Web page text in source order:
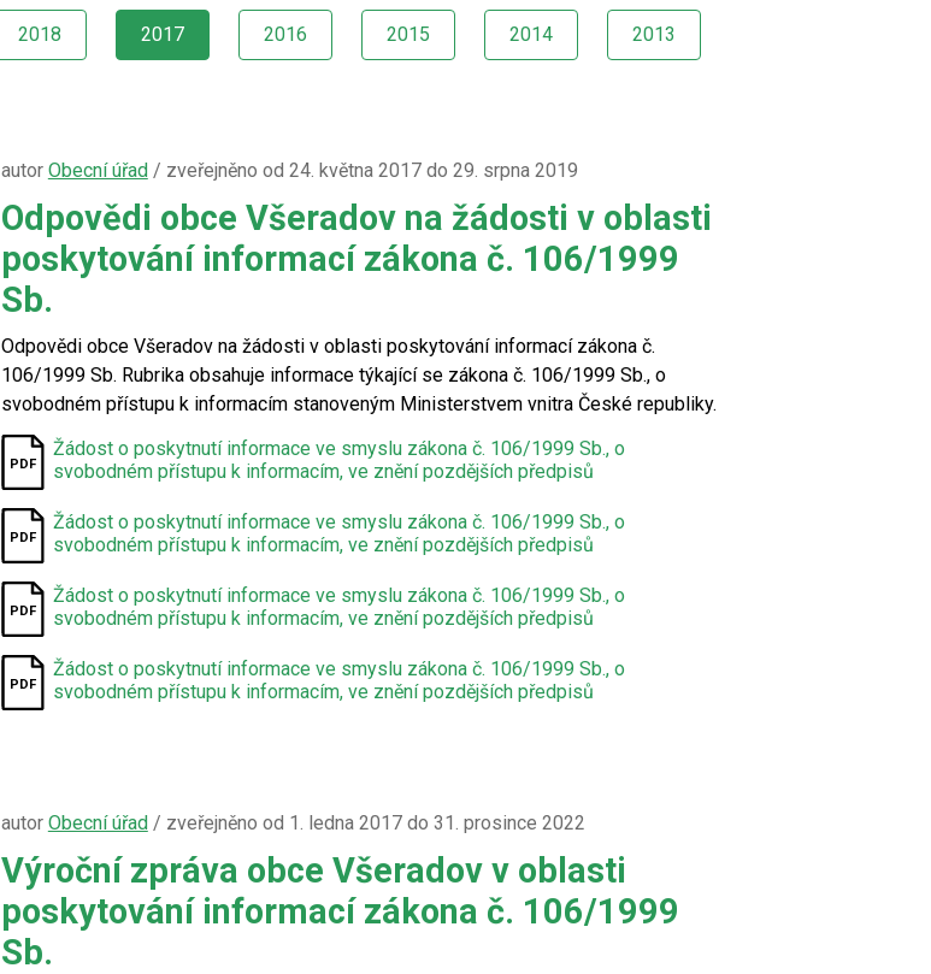
2018 2017 2016 2015 2014 2013
autor Obecní úřad/ zveřejněno od 24. května 2017 do 29. srpna 2019
Odpovědi obce Všeradov na žádosti v oblasti
poskytování informací zákona č. 106/1999
Sb.
Odpovědi obce Všeradov na žádosti v oblasti poskytování informací zákona č.
106/1999 Sb. Rubrika obsahuje informace týkající se zákona č. 106/1999 Sb., o
svobodném přístupu k informacím stanoveným Ministerstvem vnitra České republiky.
Žádost o poskytnutí informace ve smyslu zákona č. 106/1999 Sb., o
svobodném přístupu k informacím, ve znění pozdějších předpisů
Žádost o poskytnutí informace ve smyslu zákona č. 106/1999 Sb., o
svobodném přístupu k informacím, ve znění pozdějších předpisů
Žádost o poskytnutí informace ve smyslu zákona č. 106/1999 Sb., o
svobodném přístupu k informacím, ve znění pozdějších předpisů
Žádost o poskytnutí informace ve smyslu zákona č. 106/1999 Sb., o
svobodném přístupu k informacím, ve znění pozdějších předpisů
autor Obecní úřad/ zveřejněno od 1. ledna 2017 do 31. prosince 2022
Výroční zpráva obce Všeradov v oblasti
poskytování informací zákona č. 106/1999
Sb.